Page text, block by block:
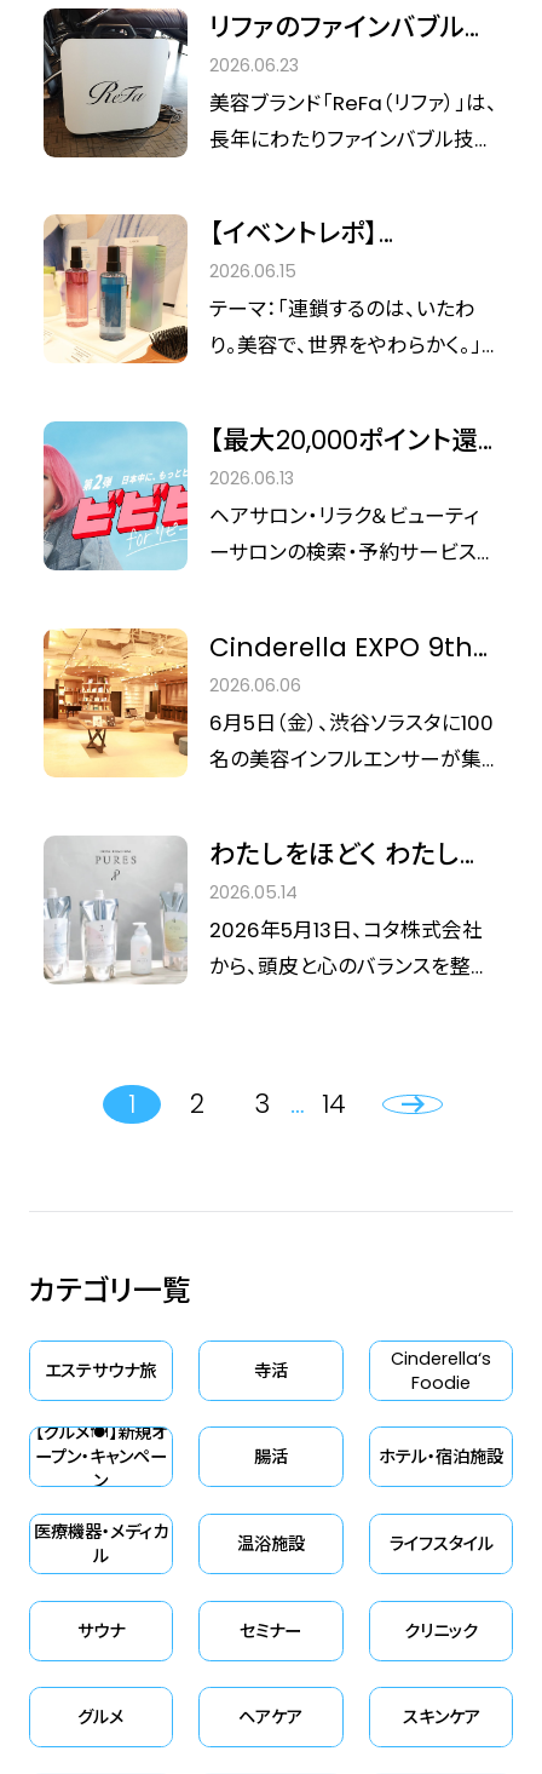
は、待望の新作「エンジェルミュ
ゲ シャンプー＆トリートメント」で
す。 すでにSNSでも話題の「パフ
ュームヘアオイル エンジェルミュ
た今回のラインナップ。その魅力
に迫ります。
月、記念すべき第10回目となる大
型美容イベント「シンデレラEXPO
10th」を開催いたします。 本イベ
ントは「美容に国境はない」をメ
ス業界の最新トレンドを発信し、
人と人との繋がりを再定義する
場となります。
リファのファインバブル研
究から生まれた、サロン
専用機器｜ReFa ULTRA
FINE BUBBLE VEENA
2026.06.23
美容ブランド「ReFa（リファ）」は、
長年にわたりファインバブル技術
に誕生したのが、サロン専用機器
「ReFa ULTRA FINE BUBBLE
VEENA」（以下、VEENA）。 ファイン
バブルとは、毛穴よりもはるかに
ってウルトラファインバブルとマイ
クロバブルに分類され、いずれも
疎水性相互作用という性質をも
ちます。 これは、皮脂やスタイリ
がら汚れを取りのぞくメカニズム
です。 VEENAは、こうした基礎研
究を背景に、サロンワークに最適
化された設計を採用。ISO規格に
や肌水分量の向上効果が確認さ
れています。 感覚的な心地よさ
だけでなく、技術的裏付けが示さ
れていることは、プロユースとし
【イベントレポ】
Cinderella EXPO 9th ×
LADOR
2026.06.15
テーマ：「連鎖するのは、いたわ
り。美容で、世界をやわらかく。」
「シンデレラEXPO 9th」が開催さ
れました。本イベントにおいて、ひ
ときわ熱い視線を集めたのが、韓
国発のパーソナルヘアケアブラン
ースです。 今回のイベントテーマ
である「連鎖するのは、いたわり。
美容で、世界をやわらかく。」とい
うメッセージを体現するように、
りと品質」が、来場者の心を深く
捉えました。 Photographer: 幡
野美紀/Miki Hatano（from
Cinderella Fit）
【最大20,000ポイント還
元】『ホットペッパービュ
ーティー』で「ビビビ祭
for リピート」開催決定！
2026.06.13
ヘアサロン・リラク＆ビューティ
ーサロンの検索・予約サービス
ーン「ビビビ祭 for リピート」の
開催が発表されました 。「ビビビ
祭」の第2弾となる今回は「リピ
ート」をキーワードに、対象サロ
ントが還元される、見逃せない企
画となっています 。 詳細をまと
めましたので、ぜひチェックして
次回のサロン予約にお役立てく
Cinderella EXPO 9th
Event Report 「連鎖す
るのは、いたわり。美容
で、世界をやわらかく。」
2026.06.06
6月5日（金）、渋谷ソラスタに100
名の美容インフルエンサーが集
テーマは「連鎖するのは、いたわ
り。美容で、世界をやわらかく。」。
自身を慈しみ、その輪を広げるこ
とで世界を少しずつ優しくしてい
学を体現した一日となりました。
Photographer: 幡野美紀/Miki
わたしをほどく わたしの
余白。頭皮と心を慈しむ
「コタヘッドスパ ピュレ
ス」誕生
2026.05.14
2026年5月13日、コタ株式会社
から、頭皮と心のバランスを整え
らかな光、ゆっくりと暮れてゆく
影した「コタヘッドスパ ピュレス」
を届けることを目指して開発さ
れました。 今回は、その開発に込
められた深い想いと、最新のスキ
ャルプケア理論について、金沢さ
まに詳しくお話を伺いました。
1 2 3 … 14
カテゴリ一覧
エステサウナ旅 寺活
Cinderella‘s
Foodie
【グルメ🍽】新規オ
ープン・キャンペー
ン
腸活 ホテル・宿泊施設
医療機器・メディカ
ル
温浴施設 ライフスタイル
サウナ セミナー クリニック
グルメ ヘアケア スキンケア